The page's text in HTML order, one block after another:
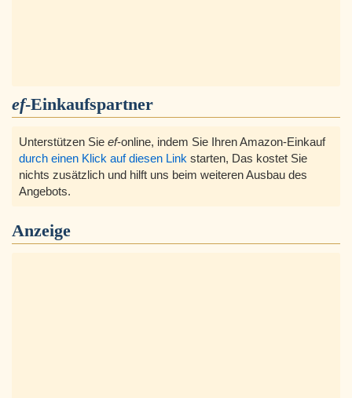
ef-Einkaufspartner
Unterstützen Sie ef-online, indem Sie Ihren Amazon-Einkauf
durch einen Klick auf diesen Link starten, Das kostet Sie
nichts zusätzlich und hilft uns beim weiteren Ausbau des
Angebots.
Anzeige